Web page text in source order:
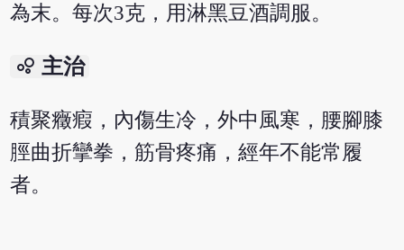
為末。每次3克，用淋黑豆酒調服。
bubble_chart 主治
積聚癥瘕，內傷生冷，外中風寒，腰腳膝
脛曲折攣拳，筋骨疼痛，經年不能常履
者。